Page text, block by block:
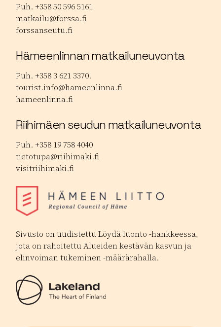
Puh. +358 50 596 5161
matkailu@forssa.fi
forssanseutu.fi
Hämeenlinnan matkailuneuvonta
Puh. +358 3 621 3370.
tourist.info@hameenlinna.fi
hameenlinna.fi
Riihimäen seudun matkailuneuvonta
Puh. +358 19 758 4040
tietotupa@riihimaki.fi
visitriihimaki.fi
Sivusto on uudistettu Löydä luonto -hankkeessa,
jota on rahoitettu Alueiden kestävän kasvun ja
elinvoiman tukeminen -määrärahalla.